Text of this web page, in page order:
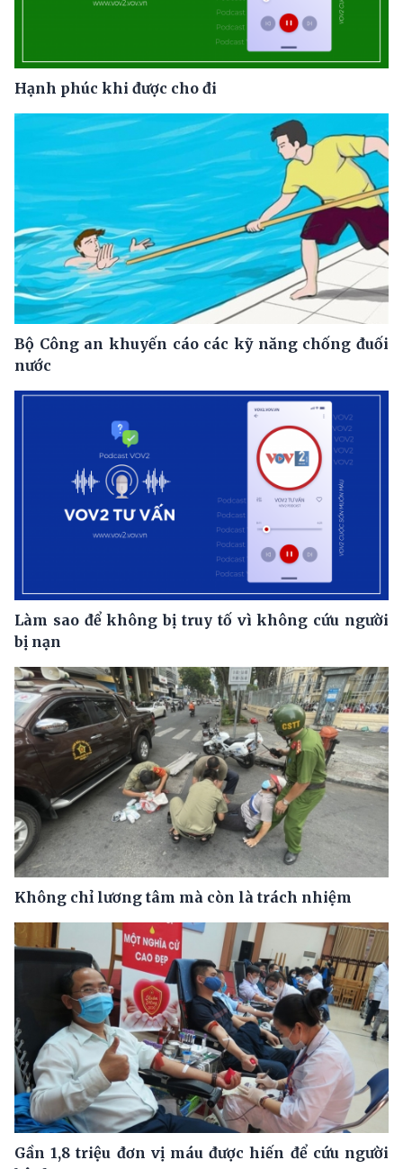
Hạnh phúc khi được cho đi
Bộ Công an khuyến cáo các kỹ năng chống đuối
nước
Làm sao để không bị truy tố vì không cứu người
bị nạn
Không chỉ lương tâm mà còn là trách nhiệm
Gần 1,8 triệu đơn vị máu được hiến để cứu người